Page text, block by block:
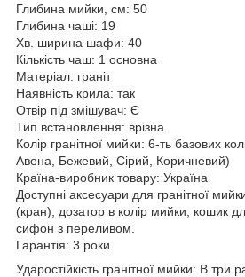
Глибина мийки, см: 50
Глибина чаші: 19
Хв. ширина шафи: 40
Кількість чаш: 1 основна
Матеріал: граніт
Наявність крила: так
Отвір під змішувач: Є
Тип встановлення: врізна
Колір гранітної мийки: 6-ть базових
Авена, Бежевий, Сірий, Коричневий)
Країна-виробник товару: Україна
Доступні аксесуари для гранітної
(кран), дозатор в колір мийки, кошик
сифон з переливом.
Гарантія: 3 роки
Ударостійкість гранітної мийки: В три